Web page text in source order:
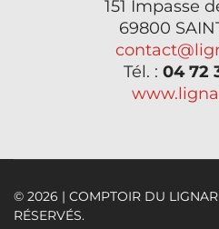
151 Impasse
69800
Tél. : 04 72
© 2026 | COMPTOIR DU
RÉSERVÉS.